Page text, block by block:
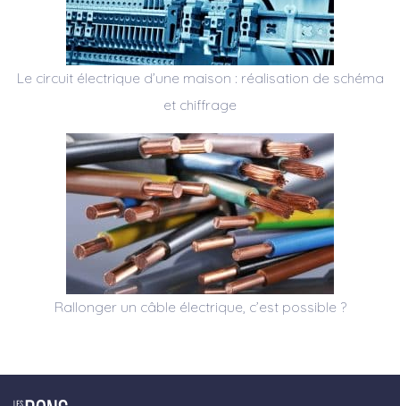
Le circuit électrique d’une maison : réalisation de schéma
et chiffrage
Rallonger un câble électrique, c’est possible ?